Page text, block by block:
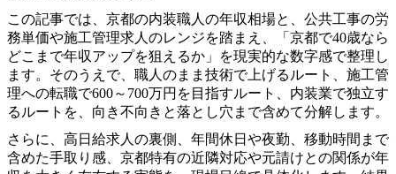
この記事では、京都の内装職人の年収相場と、公共工事の労
務単価や施工管理求人のレンジを踏まえ、「京都で40歳なら
どこまで年収アップを狙えるか」を現実的な数字感で整理し
ます。そのうえで、職人のまま技術で上げるルート、施工管
理への転職で600～700万円を目指すルート、内装業で独立す
るルートを、向き不向きと落とし穴まで含めて分解します。
さらに、高日給求人の裏側、年間休日や夜勤、移動時間まで
含めた手取り感、京都特有の近隣対応や元請けとの関係が年